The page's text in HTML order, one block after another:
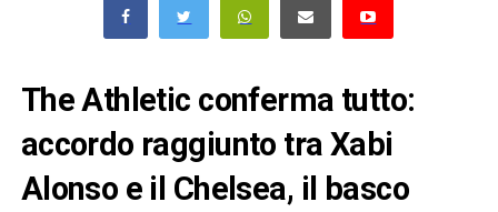
The Athletic conferma tutto:
accordo raggiunto tra Xabi
Alonso e il Chelsea, il basco